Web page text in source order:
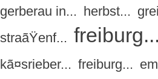
gerberau in... herbst...
straãŸenf... freiburg...
kã¤srieber... freiburg...